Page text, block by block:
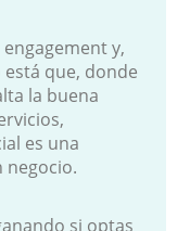
y,
que, donde
la buena
es una
negocio.
si optas